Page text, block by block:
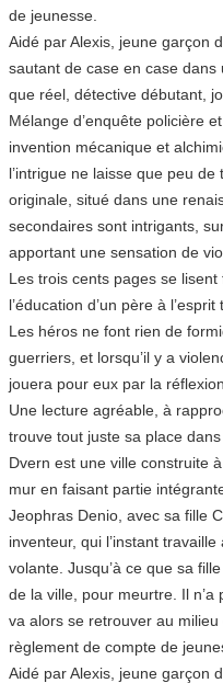
de jeunesse.
Aidé par Alexis, jeune garçon
sautant de case en case
que réel, détective débutant,
Mélange d’enquête policière
invention mécanique et
l’intrigue ne laisse que peu
originale, situé dans une
secondaires sont intrigants,
apportant une sensation de
Les trois cents pages se
l’éducation d’un père à
Les héros ne font rien de
guerriers, et lorsqu’il y a
jouera pour eux par la
Une lecture agréable, à
trouve tout juste sa place dans
Dvern est une ville construite
mur en faisant partie
Jeophras Denio, avec sa fille
inventeur, qui l’instant
volante. Jusqu’à ce que sa
de la ville, pour meurtre. Il n’a
va alors se retrouver au
règlement de compte de
Aidé par Alexis, jeune garçon